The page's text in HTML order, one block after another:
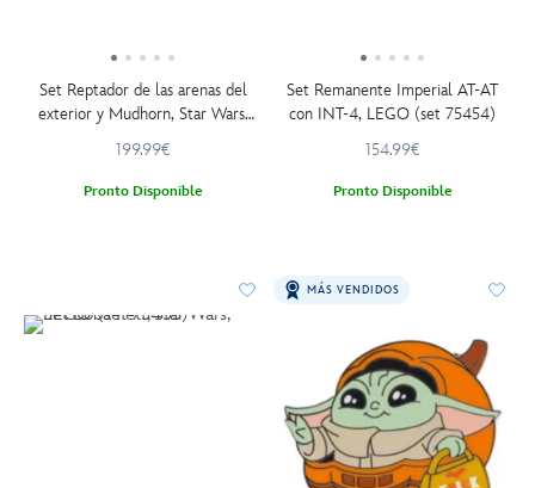
Set Reptador de las arenas del
exterior y Mudhorn, Star Wars,
199.99€
Pronto Disponible
Set Remanente Imperial AT-AT
con INT-4, LEGO (set 75454)
154.99€
Pronto Disponible
MÁS VENDIDOS